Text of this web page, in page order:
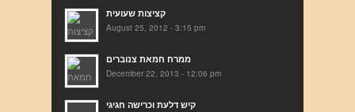
קציצות שעועית
August 25, 2012 - 3:15 pm
ממרח חמאת צנוברים
December 22, 2013 - 12:06 pm
קיש דלעת וכרישה חגיגי